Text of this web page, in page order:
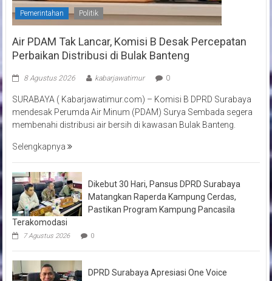
Pemerintahan Politik
Air PDAM Tak Lancar, Komisi B Desak Percepatan
Perbaikan Distribusi di Bulak Banteng
8 Agustus 2026 kabarjawatimur 0
SURABAYA ( Kabarjawatimur.com) – Komisi B DPRD Surabaya
mendesak Perumda Air Minum (PDAM) Surya Sembada segera
membenahi distribusi air bersih di kawasan Bulak Banteng.
Selengkapnya
Dikebut 30 Hari, Pansus DPRD Surabaya
Matangkan Raperda Kampung Cerdas,
Pastikan Program Kampung Pancasila
Terakomodasi
7 Agustus 2026 0
DPRD Surabaya Apresiasi One Voice